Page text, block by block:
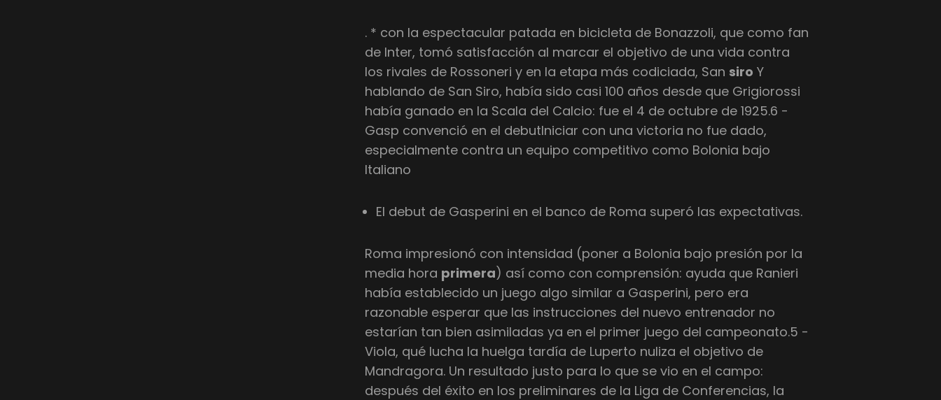
. * con la espectacular patada en bicicleta de Bonazzoli, que como fan
de Inter, tomó satisfacción al marcar el objetivo de una vida contra
los rivales de Rossoneri y en la etapa más codiciada, San siro Y
hablando de San Siro, había sido casi 100 años desde que Grigiorossi
había ganado en la Scala del Calcio: fue el 4 de octubre de 1925.6 -
Gasp convenció en el debutIniciar con una victoria no fue dado,
especialmente contra un equipo competitivo como Bolonia bajo
Italiano
El debut de Gasperini en el banco de Roma superó las expectativas.
Roma impresionó con intensidad (poner a Bolonia bajo presión por la
media hora primera) así como con comprensión: ayuda que Ranieri
había establecido un juego algo similar a Gasperini, pero era
razonable esperar que las instrucciones del nuevo entrenador no
estarían tan bien asimiladas ya en el primer juego del campeonato.5 -
Viola, qué lucha la huelga tardía de Luperto nuliza el objetivo de
Mandragora. Un resultado justo para lo que se vio en el campo:
después del éxito en los preliminares de la Liga de Conferencias, la